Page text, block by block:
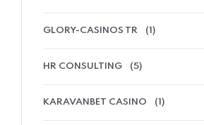
GLORY-CASINOS TR (1)
HR CONSULTING (5)
KARAVANBET CASINO (1)